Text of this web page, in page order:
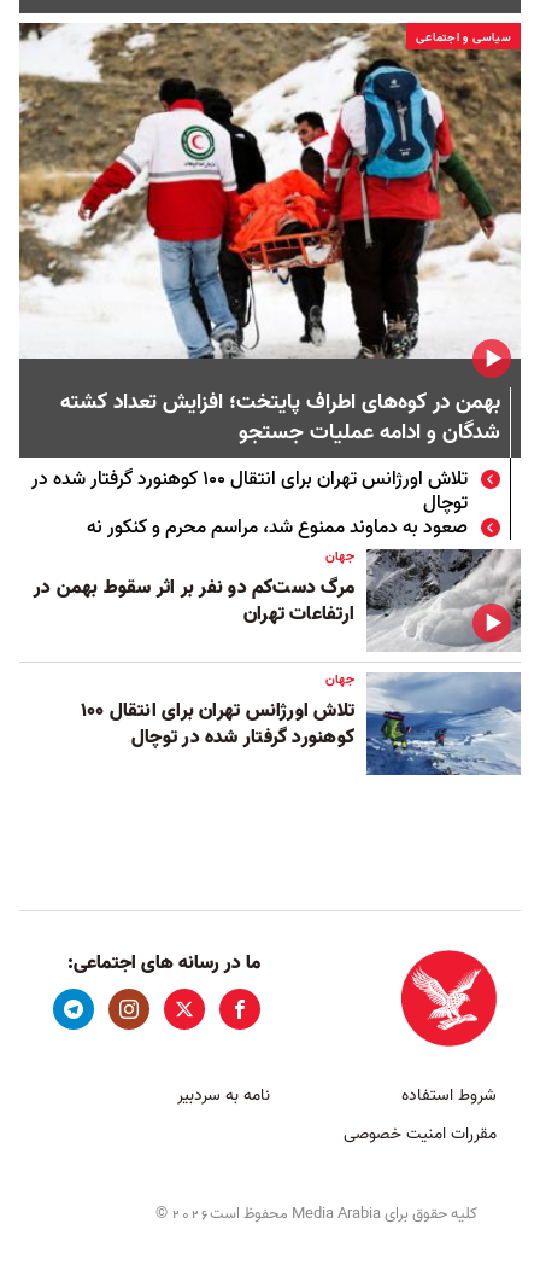
سیاسی و اجتماعی
بهمن در کوه‌های اطراف پایتخت؛ افزایش تعداد کشته
شدگان و ادامه عملیات جستجو
تلاش اورژانس تهران برای انتقال ۱۰۰ کوهنورد گرفتار شده در
توچال
صعود به دماوند ممنوع شد، مراسم محرم و کنکور نه
جهان
مرگ دست‌کم دو نفر بر اثر سقوط بهمن در
ارتفاعات تهران
جهان
تلاش اورژانس تهران برای انتقال ۱۰۰
کوهنورد گرفتار شده در توچال
ما در رسانه های اجتماعی:
شروط استفاده
مقررات امنیت خصوصی
نامه به سردبیر
کلیه حقوق برای Media Arabia محفوظ است 2026
©